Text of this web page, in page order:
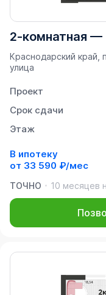
2-комнатная —
Краснодарский край,
улица
Проект
Срок сдачи
Этаж
В ипотеку
от 33 590 ₽/мес
ТОЧНО
10 месяцев